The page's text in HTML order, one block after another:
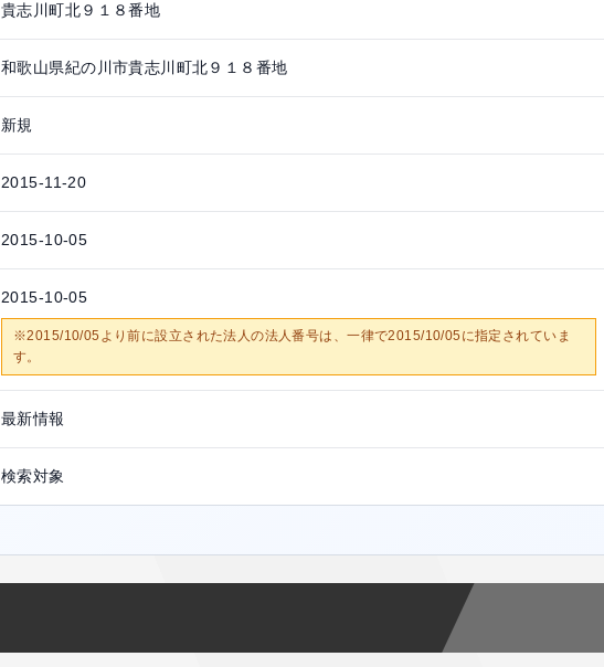
貴志川町北９１８番地
和歌山県紀の川市貴志川町北９１８番地
新規
2015-11-20
2015-10-05
2015-10-05
※2015/10/05より前に設立された法人の法人番号は、一律で2015/10/05に指定されていま
す。
最新情報
検索対象